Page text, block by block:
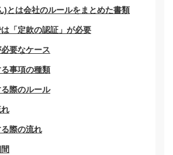
)とは会社のルールをまとめた書類
「定款の認証」が必要
要なケース
事項の種類
際のルール
際の流れ